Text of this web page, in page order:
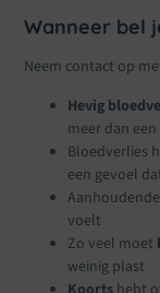
Wanneer bel
Neem contact op
Hevig
meer dan
Bloedverlies
een gevoel
voelt
Zo veel moet
weinig plast